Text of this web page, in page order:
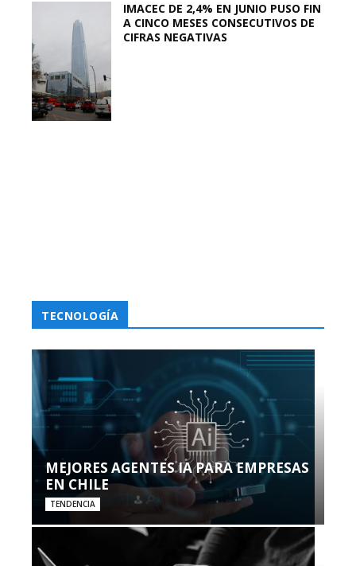
IMACEC DE 2,4% EN JUNIO PUSO FIN
A CINCO MESES CONSECUTIVOS DE
CIFRAS NEGATIVAS
TECNOLOGÍA
MEJORES AGENTES IA PARA EMPRESAS
EN CHILE
TENDENCIA